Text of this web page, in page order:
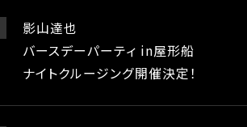
影山達也
バースデーパーティ in屋形船
ナイトクルージング開催決定！